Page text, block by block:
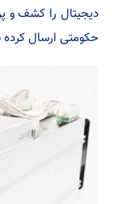
دیجیتال را کشف و
حکومتی ارسال کرده